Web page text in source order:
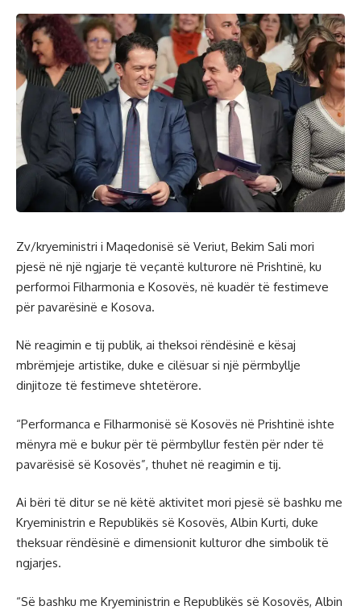
Zv/kryeministri i Maqedonisë së Veriut, Bekim Sali mori
pjesë në një ngjarje të veçantë kulturore në Prishtinë, ku
performoi Filharmonia e Kosovës, në kuadër të festimeve
për pavarësinë e Kosova.
Në reagimin e tij publik, ai theksoi rëndësinë e kësaj
mbrëmjeje artistike, duke e cilësuar si një përmbyllje
dinjitoze të festimeve shtetërore.
“Performanca e Filharmonisë së Kosovës në Prishtinë ishte
mënyra më e bukur për të përmbyllur festën për nder të
pavarësisë së Kosovës”, thuhet në reagimin e tij.
Ai bëri të ditur se në këtë aktivitet mori pjesë së bashku me
Kryeministrin e Republikës së Kosovës, Albin Kurti, duke
theksuar rëndësinë e dimensionit kulturor dhe simbolik të
ngjarjes.
“Së bashku me Kryeministrin e Republikës së Kosovës, Albin